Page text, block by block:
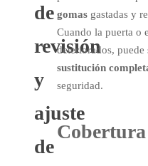
de
revisión
y
ajuste
de
gomas gastadas y
Cuando la puerta o
deteriorados,
sustitución
seguridad.